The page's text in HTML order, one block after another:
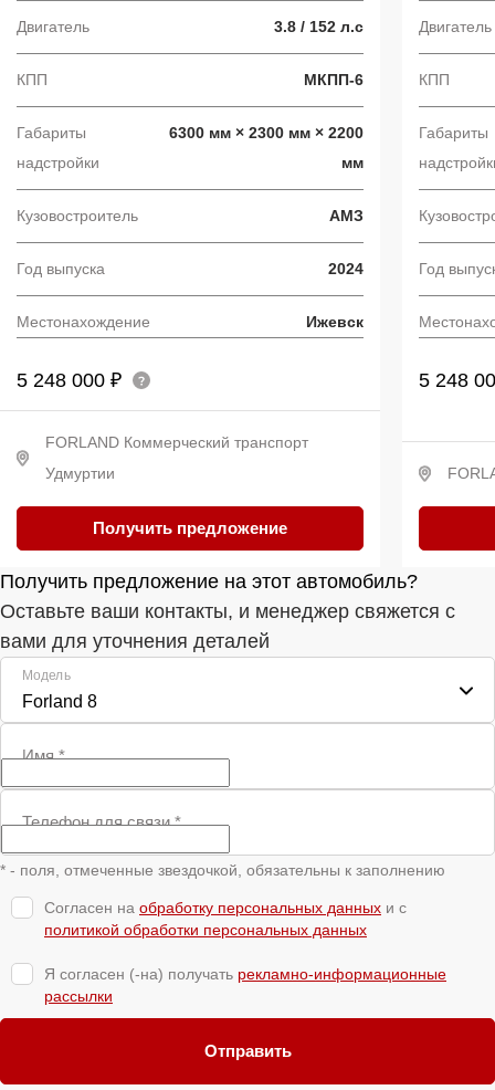
Двигатель 3.8 / 152 л.с
КПП МКПП-6
Габариты
надстройки
6300 мм × 2300 мм × 2200
мм
Кузовостроитель АМЗ
Год выпуска 2024
Местонахождение Ижевск
5 248 000 ₽
FORLAND Коммерческий транспорт
Удмуртии
Получить предложение
Двигатель
КПП
Габариты
Год
5 248
Получить предложение на этот автомобиль?
Оставьте ваши контакты, и менеджер свяжется с
вами для уточнения деталей
Модель
Forland 8
Имя*
Телефон для связи*
* - поля, отмеченные звездочкой, обязательны к заполнению
Согласен на обработку персональных данных и c
политикой обработки персональных данных
Я согласен (-на) получать рекламно-информационные
рассылки
Отправить